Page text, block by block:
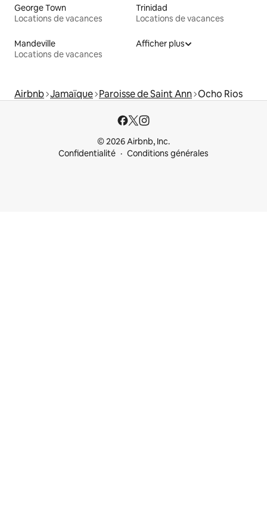
George Town
Locations de vacances
Trinidad
Locations de vacances
Mandeville
Locations de vacances
Afficher plus
Airbnb Jamaïque Paroisse de Saint Ann Ocho Rios
© 2026 Airbnb, Inc.
Confidentialité
Conditions générales